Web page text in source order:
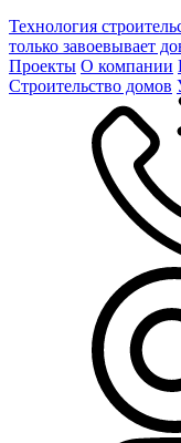
Технология
только завоевывает
Проекты О компании
Строительство домов